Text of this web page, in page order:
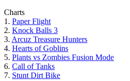
Charts
1. Paper Flight
2. Knock Balls 3
3. Arcuz Treasure Hunters
4. Hearts of Goblins
5. Plants vs Zombies Fusion Mode
6. Call of Tanks
7. Stunt Dirt Bike